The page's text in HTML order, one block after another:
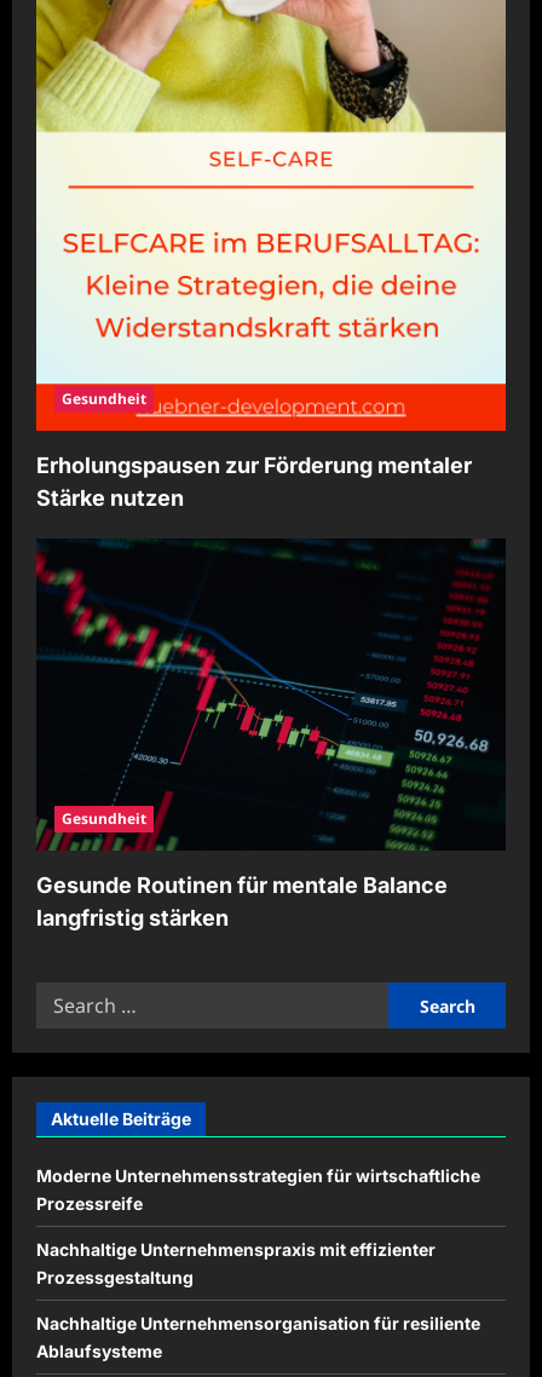
Gesundheit
Erholungspausen zur Förderung mentaler
Stärke nutzen
Gesundheit
Gesunde Routinen für mentale Balance
langfristig stärken
Search
Aktuelle Beiträge
Moderne Unternehmensstrategien für wirtschaftliche
Prozessreife
Nachhaltige Unternehmenspraxis mit effizienter
Prozessgestaltung
Nachhaltige Unternehmensorganisation für resiliente
Ablaufsysteme